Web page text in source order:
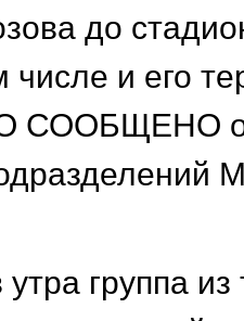
до
числе и его
СООБЩЕНО о
группа из